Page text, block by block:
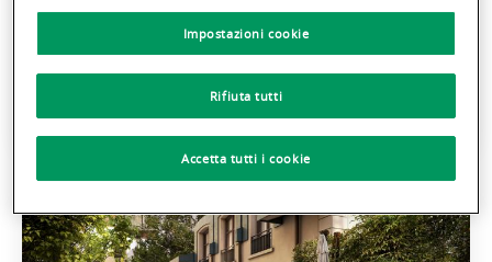
Appartamento in villa Camogli (GE)
Residenza storica con affaccio sul mare
Impostazioni cookie
Rifiuta tutti
Accetta tutti i cookie